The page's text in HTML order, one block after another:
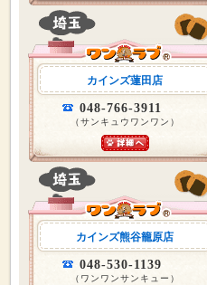
カインズ蓮田店
048-766-3911
（サンキュウワンワン）
カインズ熊谷籠原店
048-530-1139
（ワンワンサンキュー）